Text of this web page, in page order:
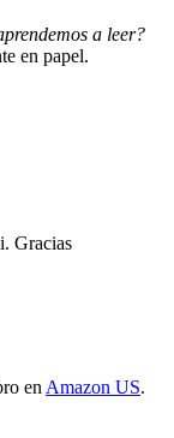
a leer?
en papel.
Gracias
en Amazon US.